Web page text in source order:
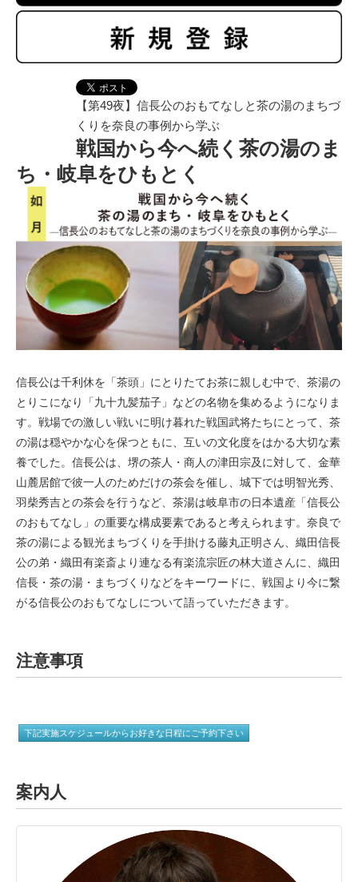
【第49夜】信長公のおもてなしと茶の湯のまちづ
くりを奈良の事例から学ぶ
戦国から今へ続く茶の湯のま
ち・岐阜をひもとく
信長公は千利休を「茶頭」にとりたてお茶に親しむ中で、茶湯の
とりこになり「九十九髪茄子」などの名物を集めるようになりま
す。戦場での激しい戦いに明け暮れた戦国武将たちにとって、茶
の湯は穏やかな心を保つともに、互いの文化度をはかる大切な素
養でした。信長公は、堺の茶人・商人の津田宗及に対して、金華
山麓居館で彼一人のためだけの茶会を催し、城下では明智光秀、
羽柴秀吉との茶会を行うなど、茶湯は岐阜市の日本遺産「信長公
のおもてなし」の重要な構成要素であると考えられます。奈良で
茶の湯による観光まちづくりを手掛ける藤丸正明さん、織田信長
公の弟・織田有楽斎より連なる有楽流宗匠の林大道さんに、織田
信長・茶の湯・まちづくりなどをキーワードに、戦国より今に繋
がる信長公のおもてなしについて語っていただきます。
注意事項
下記実施スケジュールからお好きな日程にご予約下さい
案内人